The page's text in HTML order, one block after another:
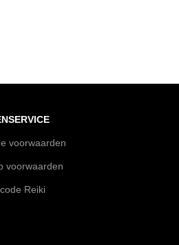
voorwaarden
voorwaarden
Reiki